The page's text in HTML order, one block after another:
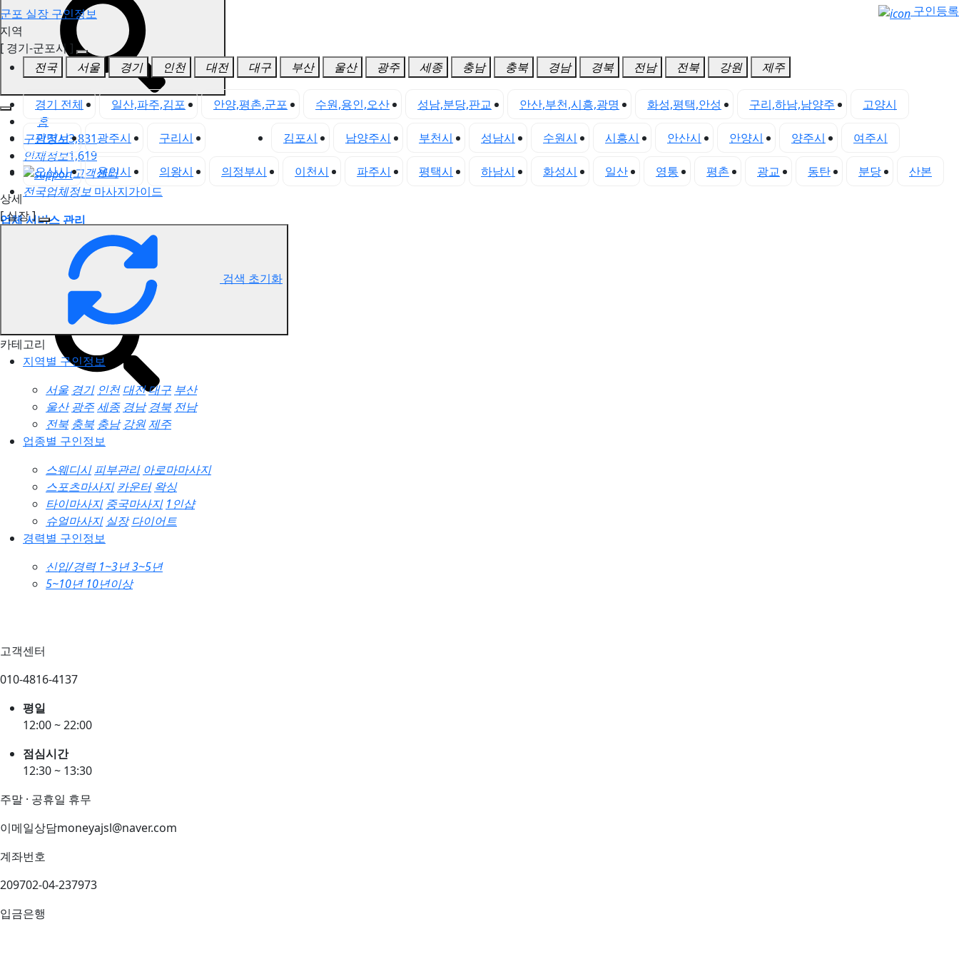
홈
구인정보3,831
인재정보1,619
고객센터
전국업체정보 마사지가이드
업체 서비스 관리
군포 실장 구인정보
군포 실장 구인정보
구인등록
지역
[ 경기-군포시 ]
전국
서울 경기 인천 대전 대구 부산 울산 광주 세종 충남 충북 경남 경북 전남 전북 강원 제주
경기 전체 일산,파주,김포 안양,평촌,군포 수원,용인,오산 성남,분당,판교 안산,부천,시흥,광명 화성,평택,안성 구리,하남,남양주 고양시
광명시 광주시 구리시 김포시 남양주시 부천시 성남시 수원시 시흥시 안산시 안양시 양주시 여주시
오산시 용인시 의왕시 의정부시 이천시 파주시 평택시 하남시 화성시 일산 영통 평촌 광교 동탄 분당
산본
상세
[ 실장 ]
검색 초기화
카테고리
지역별 구인정보
서울 경기 인천 대전대구 부산
울산 광주세종 경남 경북 전남
전북 충북 충남 강원제주
업종별 구인정보
스웨디시 피부관리 아로마마사지
스포츠마사지 카운터 왁싱
타이마사지 중국마사지 1인샵
슈얼마사지 실장 다이어트
경력별 구인정보
신입/경력 1~3년3~5년
5~10년 10년이상
고객센터
010-4816-4137
평일
12:00 ~ 22:00
점심시간
12:30 ~ 13:30
주말 · 공휴일 휴무
이메일상담moneyajsl@naver.com
계좌번호
209702-04-237973
입금은행